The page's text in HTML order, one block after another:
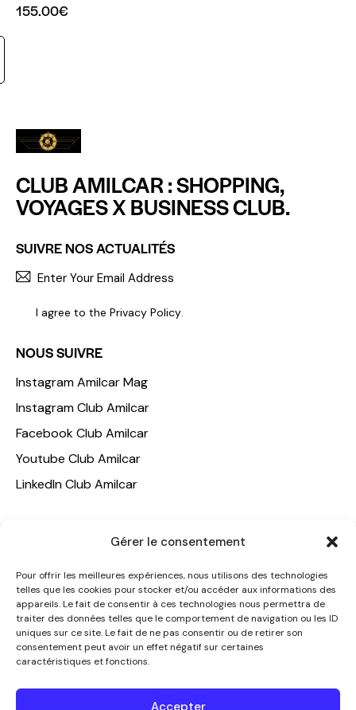
Gérer le consentement
Pour offrir les meilleures expériences, nous utilisons des technologies
telles que les cookies pour stocker et/ou accéder aux informations des
appareils. Le fait de consentir à ces technologies nous permettra de
traiter des données telles que le comportement de navigation ou les ID
uniques sur ce site. Le fait de ne pas consentir ou de retirer son
consentement peut avoir un effet négatif sur certaines
caractéristiques et fonctions.
Accepter
155.00€
CLUB AMILCAR : SHOPPING,
VOYAGES X BUSINESS CLUB.
SUIVRE NOS ACTUALITÉS
I agree to the Privacy Policy.
NOUS SUIVRE
Instagram Amilcar Mag
Instagram Club Amilcar
Facebook Club Amilcar
Youtube Club Amilcar
LinkedIn Club Amilcar
AMILCAR TRAVEL CLUB
CLUB AMILCAR, Club d'affaires international
AGENCE MEDIANE
CONTACT
NOUS CONTACTER